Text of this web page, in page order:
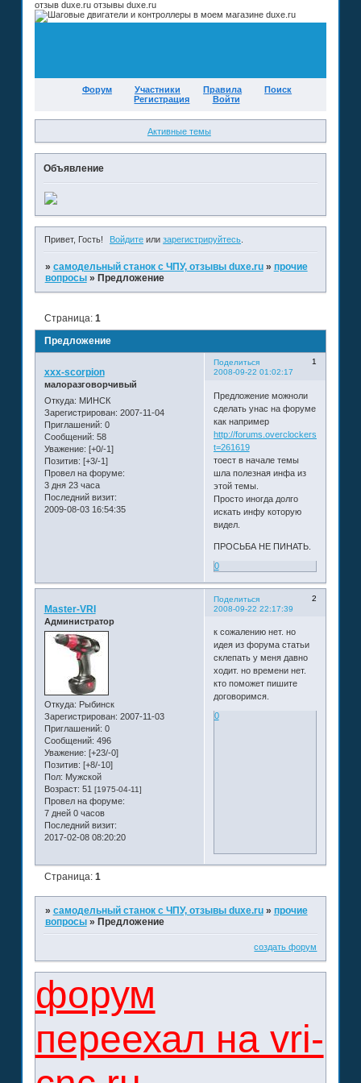
отзыв duxe.ru отзывы duxe.ru
Форум Участники Правила
Поиск
Регистрация
Войти
Активные темы
Объявление
Привет, Гость! Войдите илизарегистрируйтесь
» самодельный станок с ЧПУ, отзывы duxe.ru » прочие
вопросы » Предложение
Предложение
Страница: 1
Поделиться
1
2008-09-22 01:02:17
xxx-scorpion
малоразговорчивый
Откуда: МИНСК
Зарегистрирован: 2007-11-04
Приглашений: 0
Сообщений: 58
Уважение: [+0/-1]
Позитив: [+3/-1]
Провел на форуме:
3 дня 23 часа
Последний визит:
2009-08-03 16:54:35
Предложение можноли
сделать унас на форуме
как например
http://forums.overclockers.ru/
t=261619
тоест в начале темы
шла полезная инфа из
этой темы.
Просто иногда долго
искать инфу которую
видел.
ПРОСЬБА НЕ ПИНАТЬ.
0
Поделиться
2
2008-09-22 22:17:39
Master-VRI
Администратор
Откуда: Рыбинск
Зарегистрирован: 2007-11-03
Приглашений: 0
Сообщений: 496
Уважение: [+23/-0]
Позитив: [+8/-10]
Пол: Мужской
Возраст: 51 [1975-04-11]
Провел на форуме:
7 дней 0 часов
Последний визит:
2017-02-08 08:20:20
к сожалению нет. но
идея из форума статьи
склепать у меня давно
ходит. но времени нет.
кто поможет пишите
договоримся.
0
Страница: 1
» самодельный станок с ЧПУ, отзывы duxe.ru » прочие
вопросы » Предложение
создать форум
форум
переехал на vri-